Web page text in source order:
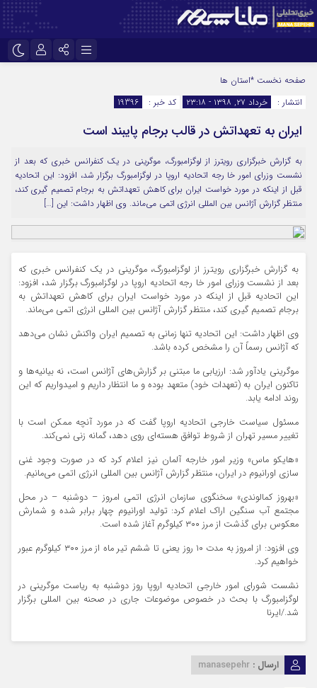
اینستاگرام
سروش
ایتا
آپارات
نام کاربری یا نشانی ایمیل
رمز عبور
مرا به خاطر بسپار
صفحه نخست *استان ها
انتشار :
خرداد ۲۷, ۱۳۹۸ - ۲۳:۱۸ کد خبر : 19396
ایران به تعهداتش در قالب برجام پایبند است
به گزارش خبرگزاری رویترز از لوگزامبورگ، موگرینی در یک کنفرانس خبری که بعد از
نشست وزرای امور خا رجه اتحادیه اروپا در لوگزامبورگ برگزار شد، افزود: این اتحادیه
قبل از اینکه در مورد خواست ایران برای کاهش تعهداتش به برجام تصمیم گیری کند،
منتظر گزارش آژانس بین المللی انرژی اتمی می‌ماند. وی اظهار داشت: این […]
به گزارش خبرگزاری رویترز از لوگزامبورگ، موگرینی در یک کنفرانس خبری که
بعد از نشست وزرای امور خا رجه اتحادیه اروپا در لوگزامبورگ برگزار شد، افزود:
این اتحادیه قبل از اینکه در مورد خواست ایران برای کاهش تعهداتش به
برجام تصمیم گیری کند، منتظر گزارش آژانس بین المللی انرژی اتمی می‌ماند.
وی اظهار داشت: این اتحادیه تنها زمانی به تصمیم ایران واکنش نشان می‌دهد
که آژانس رسماً آن را مشخص کرده باشد.
موگرینی یادآور شد: ارزیابی ما مبتنی بر گزارش‌های آژانس است، نه بیانیه‌ها و
تاکنون ایران به (تعهدات خود) متعهد بوده و ما انتظار داریم و امیدواریم که این
روند ادامه یابد.
مسئول سیاست خارجی اتحادیه اروپا گفت که در مورد آنچه ممکن است با
تغییر مسیر تهران از شروط توافق هسته‌ای روی دهد، گمانه زنی نمی‌کند.
«هایکو ماس» وزیر امور خارجه آلمان نیز اعلام کرد که در صورت وجود غنی
سازی اورانیوم در ایران، منتظر گزارش آژانس بین المللی انرژی اتمی می‌مانیم.
«بهروز کمالوندی» سخنگوی سازمان انرژی اتمی امروز – دوشنبه – در محل
مجتمع آب سنگین اراک اعلام کرد: تولید اورانیوم چهار برابر شده و شمارش
معکوس برای گذشت از مرز ۳۰۰ کیلوگرم آغاز شده است.
وی افزود: از امروز به مدت ۱۰ روز یعنی تا ششم تیر ماه از مرز ۳۰۰ کیلوگرم عبور
خواهیم کرد.
نشست شورای امور خارجی اتحادیه اروپا روز دوشنبه به ریاست موگرینی در
لوگزامبورگ با بحث در خصوص موضوعات جاری در صحنه بین المللی برگزار
شد./ایرنا
ارسال : manasepehr